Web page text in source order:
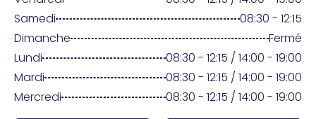
Praticien ?
Samedi
08:30 - 12:15
Dimanche
Fermé
Lundi
08:30 - 12:15 / 14:00 - 19:00
Mardi
08:30 - 12:15 / 14:00 - 19:00
Mercredi
08:30 - 12:15 / 14:00 - 19:00